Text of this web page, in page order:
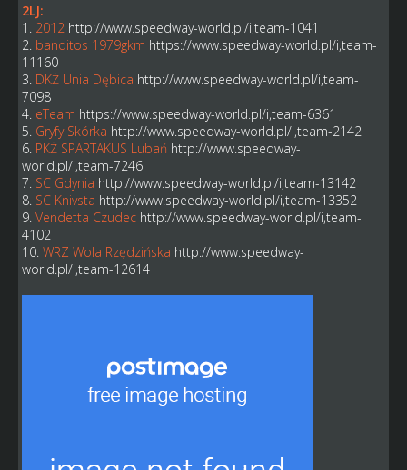
2LJ:
1. 2012 http://www.speedway-world.pl/i,team-1041
2. banditos 1979gkm https://www.speedway-world.pl/i,team-
11160
3. DKŻ Unia Dębica http://www.speedway-world.pl/i,team-
7098
4. eTeam https://www.speedway-world.pl/i,team-6361
5. Gryfy Skórka http://www.speedway-world.pl/i,team-2142
6. PKŻ SPARTAKUS Lubań http://www.speedway-
world.pl/i,team-7246
7. SC Gdynia http://www.speedway-world.pl/i,team-13142
8. SC Knivsta http://www.speedway-world.pl/i,team-13352
9. Vendetta Czudec http://www.speedway-world.pl/i,team-
4102
10. WRZ Wola Rzędzińska http://www.speedway-
world.pl/i,team-12614